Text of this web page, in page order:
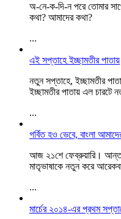
অ-নে-ক-দি-ন পরে তোমার
কথা? আমাদের কথা?
...
এই সপ্তাহে ইচ্ছামতীর পাতায়
নতুন সপ্তাহে, ইচ্ছামতীর
ইচ্ছামতীর পাতায় এল চারটে
...
গর্বিত হও ভেবে, বাংলা
আজ ২১শে ফেব্রুয়ারি।
মাতৃভাষাকে নতুন করে
...
মার্চের ২০১৪-এর প্রথম